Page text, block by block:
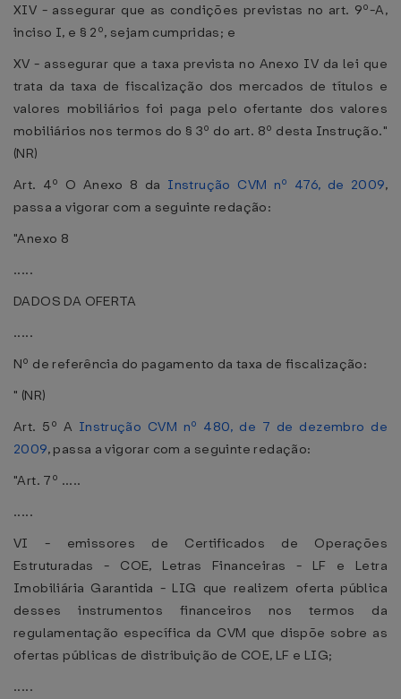
XIV - assegurar que as condições previstas no art. 9º-A,
inciso I, e § 2º, sejam cumpridas; e
XV - assegurar que a taxa prevista no Anexo IV da lei que
trata da taxa de fiscalização dos mercados de títulos e
valores mobiliários foi paga pelo ofertante dos valores
mobiliários nos termos do § 3º do art. 8º desta Instrução."
(NR)
Art. 4º O Anexo 8 da Instrução CVM nº 476, de 2009,
passa a vigorar com a seguinte redação:
"Anexo 8
.....
DADOS DA OFERTA
.....
Nº de referência do pagamento da taxa de fiscalização:
" (NR)
Art. 5º A Instrução CVM nº 480, de 7 de dezembro de
2009, passa a vigorar com a seguinte redação:
"Art. 7º .....
.....
VI - emissores de Certificados de Operações
Estruturadas - COE, Letras Financeiras - LF e Letra
Imobiliária Garantida - LIG que realizem oferta pública
desses instrumentos financeiros nos termos da
regulamentação específica da CVM que dispõe sobre as
ofertas públicas de distribuição de COE, LF e LIG;
.....